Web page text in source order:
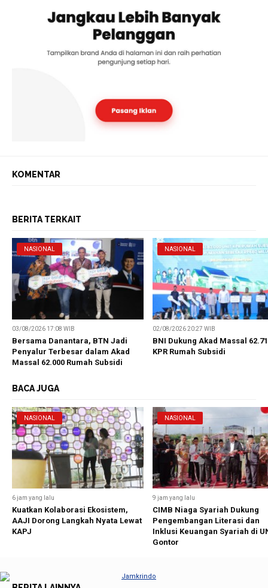
KOMENTAR
BERITA TERKAIT
NASIONAL
03/08/2026 17:08 WIB
Bersama Danantara, BTN Jadi
Penyalur Terbesar dalam Akad
Massal 62.000 Rumah Subsidi
NASIONAL
02/08/2026 20:27 WIB
BNI Dukung Akad Massal
KPR Rumah Subsidi
BACA JUGA
NASIONAL
6 jam yang lalu
Kuatkan Kolaborasi Ekosistem,
AAJI Dorong Langkah Nyata Lewat
KAPJ
NASIONAL
9 jam yang lalu
CIMB Niaga Syariah Dukung
Pengembangan Literasi dan
Inklusi Keuangan Syariah di
Gontor